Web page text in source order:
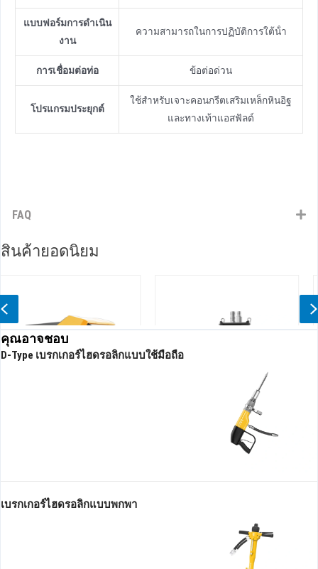
แบบฟอร์มการดําเนิน
งาน
ความสามารถในการปฏิบัติการใต้น้ํา
การเชื่อมต่อท่อ ข้อต่อด่วน
โปรแกรมประยุกต์
ใช้สําหรับเจาะคอนกรีตเสริมเหล็กหินอิฐ
และทางเท้าแอสฟัลต์
FAQ
สินค้ายอดนิยม
ปั๊มถนนลาดยางไฮดรอลิก
ประสิทธิภาพสูง
Previous
คุณอาจชอบ
D-Type เบรกเกอร์ไฮดรอลิกแบบใช้มือถือ
เบรกเกอร์ไฮดรอลิกแบบพกพา